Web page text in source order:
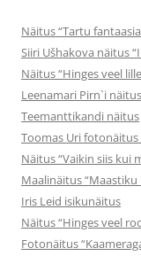
Näitus “Tartu
Siiri Ušhakova näitus
Näitus “Hinges veel
Leenamari Pirn`i
Teemanttikandi näitus
Toomas Uri
Näitus “Vaikin siis kui
Maalinäitus “Maastiku
Iris Leid isikunäitus
Näitus “Hinges veel
Fotonäitus